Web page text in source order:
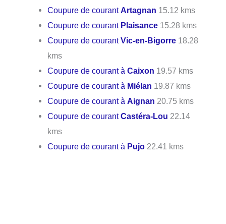
Coupure de courant Artagnan 15.12 kms
Coupure de courant Plaisance 15.28 kms
Coupure de courantVic-en-Bigorre 18.28
kms
Coupure de courant àCaixon 19.57 kms
Coupure de courant à Miélan 19.87 kms
Coupure de courant à Aignan 20.75 kms
Coupure de courantCastéra-Lou 22.14
kms
Coupure de courant à Pujo 22.41 kms